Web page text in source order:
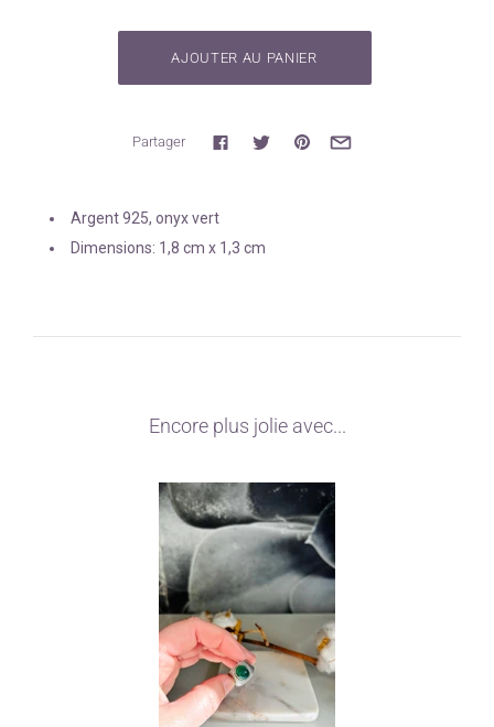
Partager
Argent 925, onyx vert
Dimensions: 1,8 cm x 1,3 cm
Encore plus jolie avec...